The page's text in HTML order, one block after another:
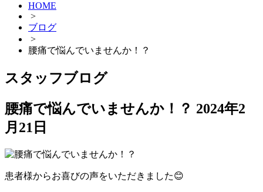
HOME
>
ブログ
>
腰痛で悩んでいませんか！？
スタッフブログ
腰痛で悩んでいませんか！？ 2024年2
月21日
患者様からお喜びの声をいただきました😊